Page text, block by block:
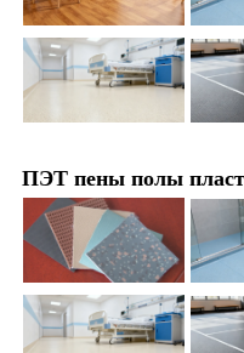
ПЭТ пены полы